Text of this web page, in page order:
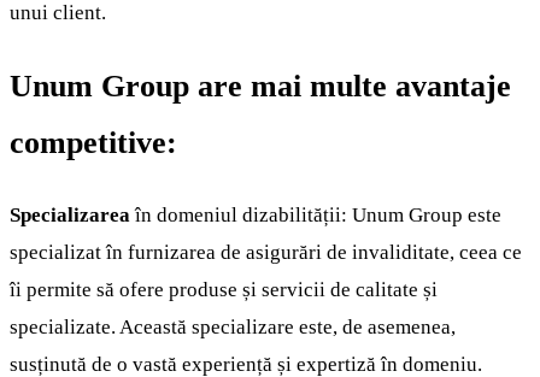
unui client.
Unum Group are mai multe avantaje
competitive:
Specializareaîn domeniul dizabilității: Unum Group este
specializat în furnizarea de asigurări de invaliditate, ceea ce
îi permite să ofere produse și servicii de calitate și
specializate. Această specializare este, de asemenea,
susținută de o vastă experiență și expertiză în domeniu.